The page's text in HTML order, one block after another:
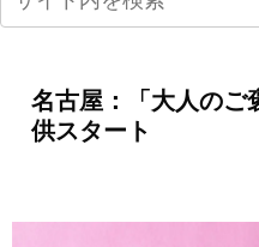
名古屋：「大人の
供スタート